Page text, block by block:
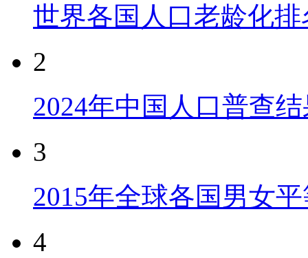
世界各国人口老龄化
2
2024年中国人口普查
3
2015年全球各国男女
4